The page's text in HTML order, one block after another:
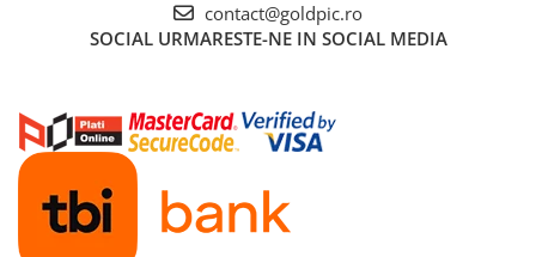
contact@goldpic.ro
SOCIAL URMARESTE-NE IN SOCIAL MEDIA